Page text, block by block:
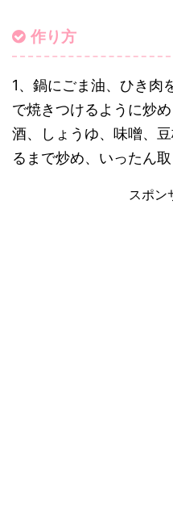
作り方
1、鍋にごま油、ひき肉
で焼きつけるように炒め
酒、しょうゆ、味噌、
るまで炒め、いったん取
スポン